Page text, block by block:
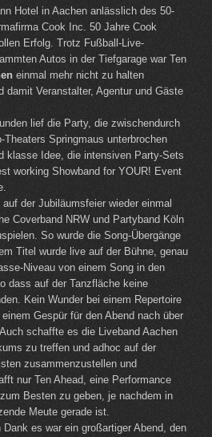
Hotel in Aachen anlässlich des 50-
Cook Inc. 50 Jahre Cook
Erfolg. Trotz Fußball-Live-
Autos in der Tiefgarage war Ten
einmal mehr nicht zu halten
damit Veranstalter, Agentur und Gäste
lief die Party, die zwischendurch
Springmaus unterbrochen
klasse Idee, die intensiven Party-Sets
working Showband for YOUR! Event
der Jubiläumsfeier wieder einmal
Coverband NRW und Partyband Köln
So wurde die Song-Übergänge
Titel wurde live auf der Bühne, genau
Niveau von einem Song in den
dass auf der Tanzfläche keine
Kein Wunder bei einem Repertoire
Gespür für den Abend nach über
schaffte es die Liveband Aachen
zu treffen und adhoc auf der
zusammenzustellen und
nur Ten Ahead, eine Performance
Besten zu geben, je nachdem in
Meute gerade ist.
es war ein großartiger Abend, den